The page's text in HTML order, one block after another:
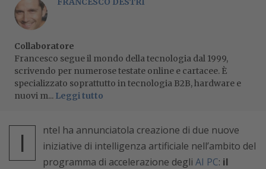
Collaboratore
Francesco segue il mondo della tecnologia dal 1999,
scrivendo per numerose testate online e cartacee. È
specializzato soprattutto in tecnologia B2B, hardware e
nuovi m... Leggi tutto
I
ntel ha annunciatola creazione di due nuove
iniziative di intelligenza artificiale nell’ambito del
programma di accelerazione degli AI PC: il